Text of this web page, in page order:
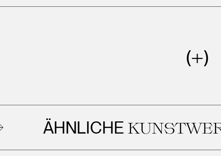
ÄHNLICHEKUNSTWERKE